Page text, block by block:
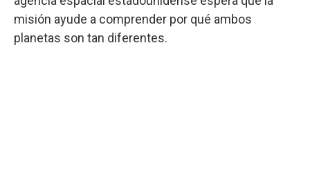
misión ayude a comprender por qué ambos
planetas son tan diferentes.